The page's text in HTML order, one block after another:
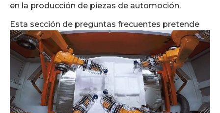
en la producción de piezas de automoción.
Esta sección de preguntas frecuentes pretende